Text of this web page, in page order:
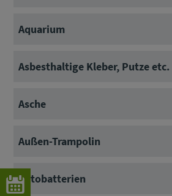
Aquarium
Asbesthaltige Kleber, Putze etc.
Asche
Außen-Trampolin
Autobatterien